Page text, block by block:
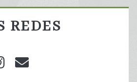
REDES
instagram